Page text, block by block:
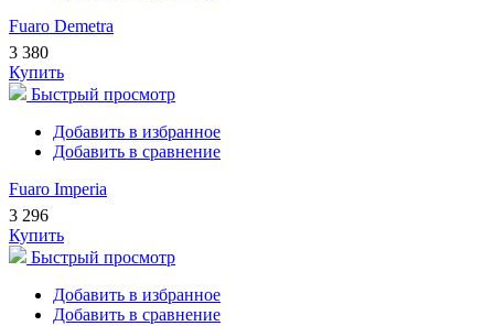
Fuaro Demetra
3 380
Купить
Быстрый просмотр
Добавить в избранное
Добавить в сравнение
Fuaro Imperia
3 296
Купить
Быстрый просмотр
Добавить в избранное
Добавить в сравнение